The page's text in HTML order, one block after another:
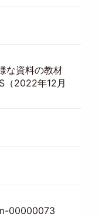
な資料の教材
（2022年12月
00000073